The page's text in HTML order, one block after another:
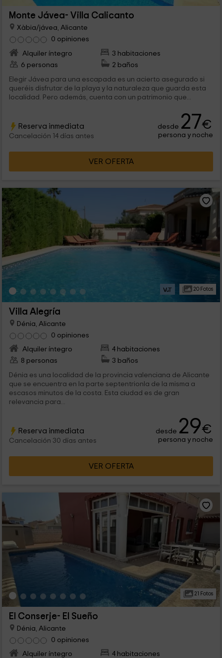
Monte Jávea- Villa Calicanto
Xàbia/jávea, Alicante
0 opiniones
Alquiler íntegro
3 habitaciones
6 personas
2 baños
Elegir Jávea para una escapada es un acierto asegurado si
queréis disfrutar de la playa y la naturaleza que guarda esta
localidad. Pero además, cuenta con un patrimonio que...
Reserva inmediata
Cancelación 14 días antes
desde 27€
persona y noche
VER OFERTA
20 Fotos
Villa Alegría
Dénia, Alicante
0 opiniones
Alquiler íntegro
4 habitaciones
8 personas
3 baños
Dénia es una localidad de la provincia valenciana de Alicante
que se encuentra en la parte septentrionla de la misma a
escasos minutos de la costa. Esta ciudad es de gran
relevancia para...
Reserva inmediata
Cancelación 30 días antes
desde 29€
persona y noche
VER OFERTA
21 Fotos
El Conserje- El Sueño
Dénia, Alicante
0 opiniones
Alquiler íntegro
4 habitaciones